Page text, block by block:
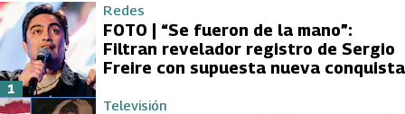
Redes
FOTO | “Se fueron de la mano”:
Filtran revelador registro de Sergio
Freire con supuesta nueva conquista
1
Televisión